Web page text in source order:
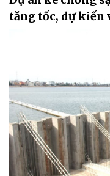
tăng tốc, dự kiến